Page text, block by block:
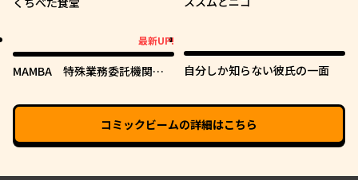
最新UP!
MAMBA 特殊業務委託機関マ
自分しか知らない彼氏の一面
コミックビームの詳細はこちら